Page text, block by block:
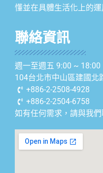
懂並在具體生活化上的運
聯絡資訊
週一至週五 9:00 ~ 18:00
104台北市中山區建國北
+886-2-2508-4928
+886-2-2504-6758
如有任何需求，請與我們